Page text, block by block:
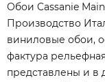
Обои Cassanie
Производство
виниловые обои,
фактура
представлены и в